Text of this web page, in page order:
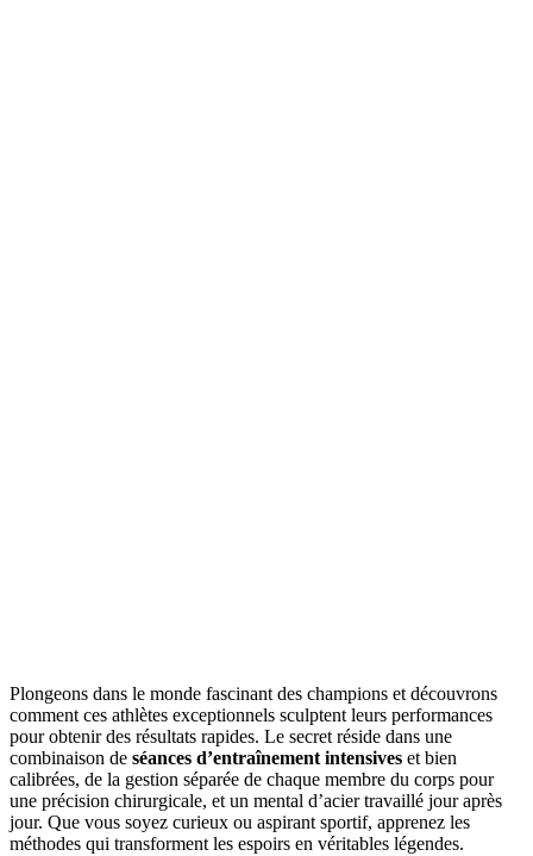
Plongeons dans le monde fascinant des champions et découvrons
comment ces athlètes exceptionnels sculptent leurs performances
pour obtenir des résultats rapides. Le secret réside dans une
combinaison de séances d’entraînement intensives et bien
calibrées, de la gestion séparée de chaque membre du corps pour
une précision chirurgicale, et un mental d’acier travaillé jour après
jour. Que vous soyez curieux ou aspirant sportif, apprenez les
méthodes qui transforment les espoirs en véritables légendes.